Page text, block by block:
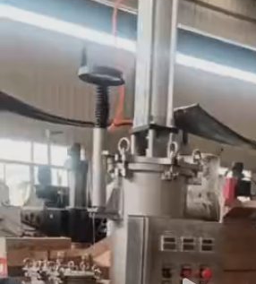
PRODUKTE
ÜBER
UNS
FABRIK-
AUSFLUG